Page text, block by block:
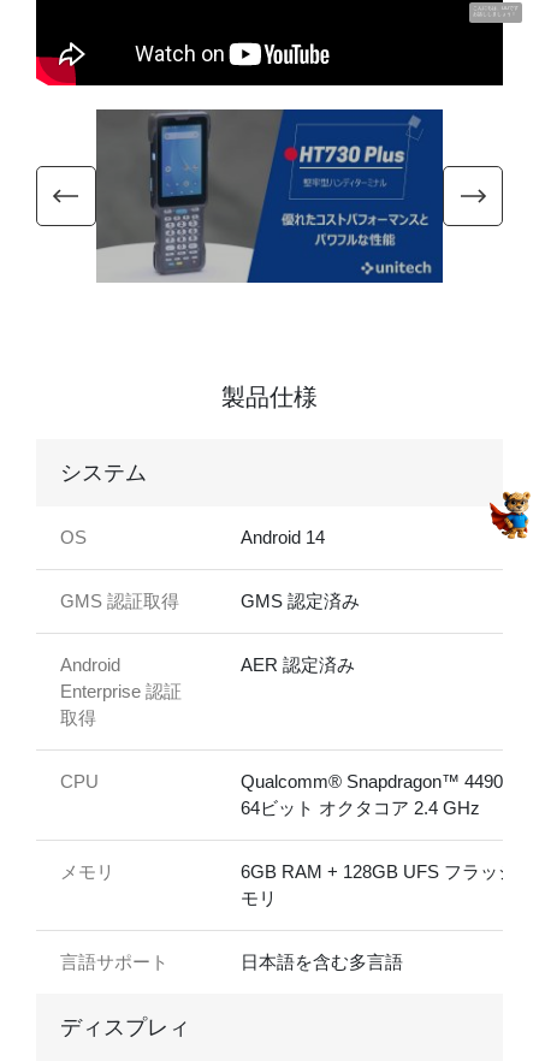
こんにちは、UUです
お話ししましょう！
製品仕様
システム
OS Android 14
GMS 認証取得 GMS 認定済み
Android
Enterprise 認証
取得
AER 認定済み
CPU
Qualcomm® Snapdragon™ 4490,
64ビット オクタコア 2.4 GHz
メモリ
6GB RAM + 128GB UFS フラッシュ
モリ
言語サポート 日本語を含む多言語
ディスプレィ